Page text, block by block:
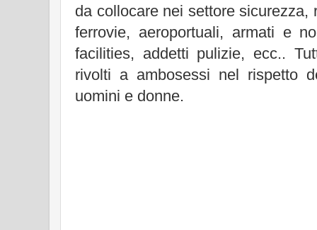
da collocare nei settore sicurezza,
ferrovie, aeroportuali, armati e
facilities, addetti pulizie, ecc..
rivolti a ambosessi nel rispetto
uomini e donne.